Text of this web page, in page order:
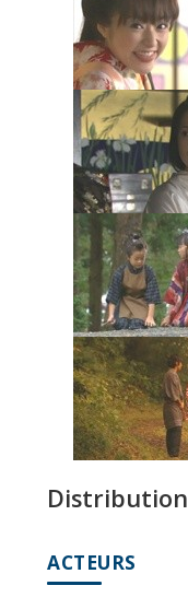
Distribution
ACTEURS